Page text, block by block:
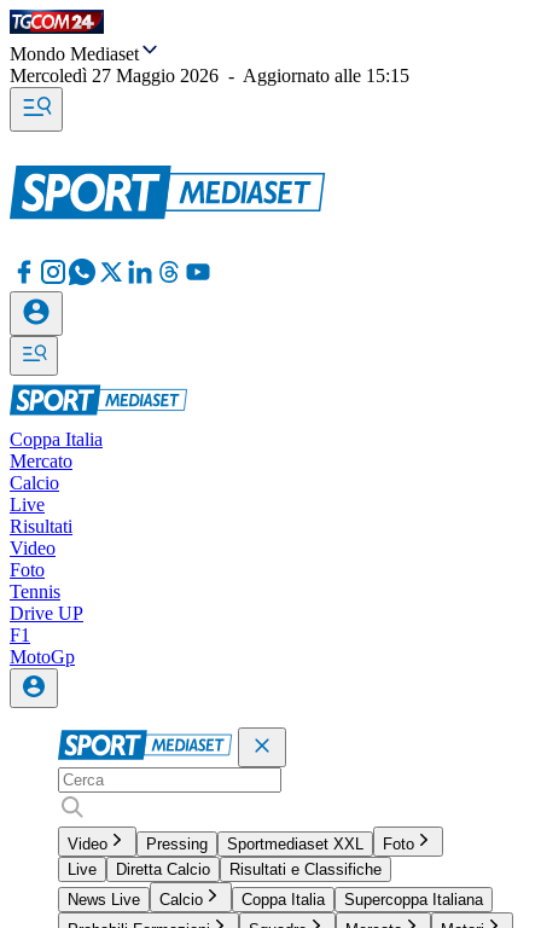
Mondo Mediaset
Mercoledì 27 Maggio 2026 - Aggiornato alle 15:15
Coppa Italia
Mercato
Calcio
Live
Risultati
Video
Foto
Tennis
Drive UP
F1
MotoGp
Video Pressing Sportmediaset XXL
Foto
Live
Diretta Calcio
Risultati e Classifiche
News Live
Calcio Coppa Italia
Supercoppa Italiana